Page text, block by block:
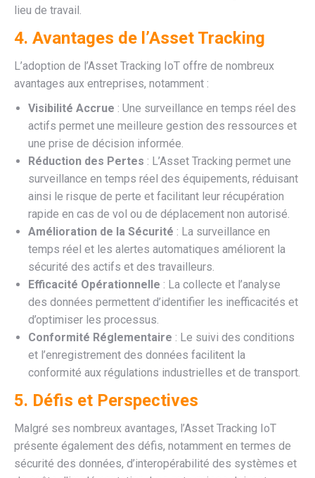
lieu de travail.
4. Avantages de l’Asset Tracking
L’adoption de l’Asset Tracking IoT offre de nombreux
avantages aux entreprises, notamment :
Visibilité Accrue : Une surveillance en temps réel des
actifs permet une meilleure gestion des ressources et
une prise de décision informée.
Réduction des Pertes : L’Asset Tracking permet une
surveillance en temps réel des équipements, réduisant
ainsi le risque de perte et facilitant leur récupération
rapide en cas de vol ou de déplacement non autorisé.
Amélioration de la Sécurité : La surveillance en
temps réel et les alertes automatiques améliorent la
sécurité des actifs et des travailleurs.
Efficacité Opérationnelle : La collecte et l’analyse
des données permettent d’identifier les inefficacités et
d’optimiser les processus.
Conformité Réglementaire : Le suivi des conditions
et l’enregistrement des données facilitent la
conformité aux régulations industrielles et de transport.
5. Défis et Perspectives
Malgré ses nombreux avantages, l’Asset Tracking IoT
présente également des défis, notamment en termes de
sécurité des données, d’interopérabilité des systèmes et